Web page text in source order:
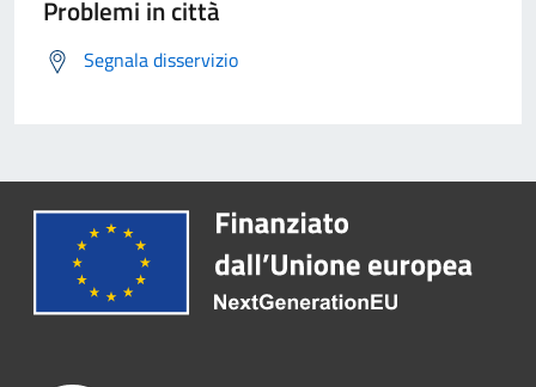
Problemi in città
Segnala disservizio